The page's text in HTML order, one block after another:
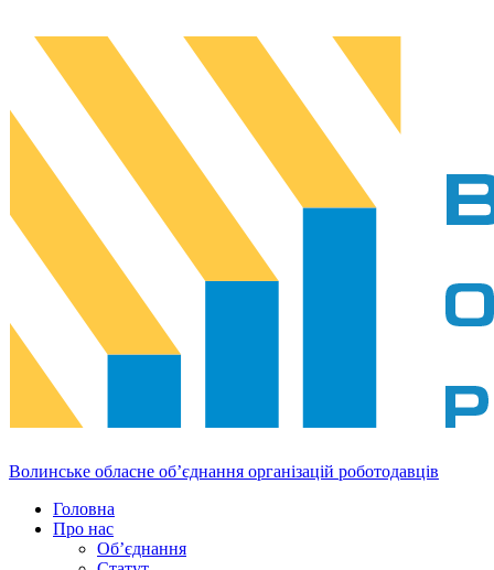
Волинське обласне об’єднання організацій роботодавців
Головна
Про нас
Об’єднання